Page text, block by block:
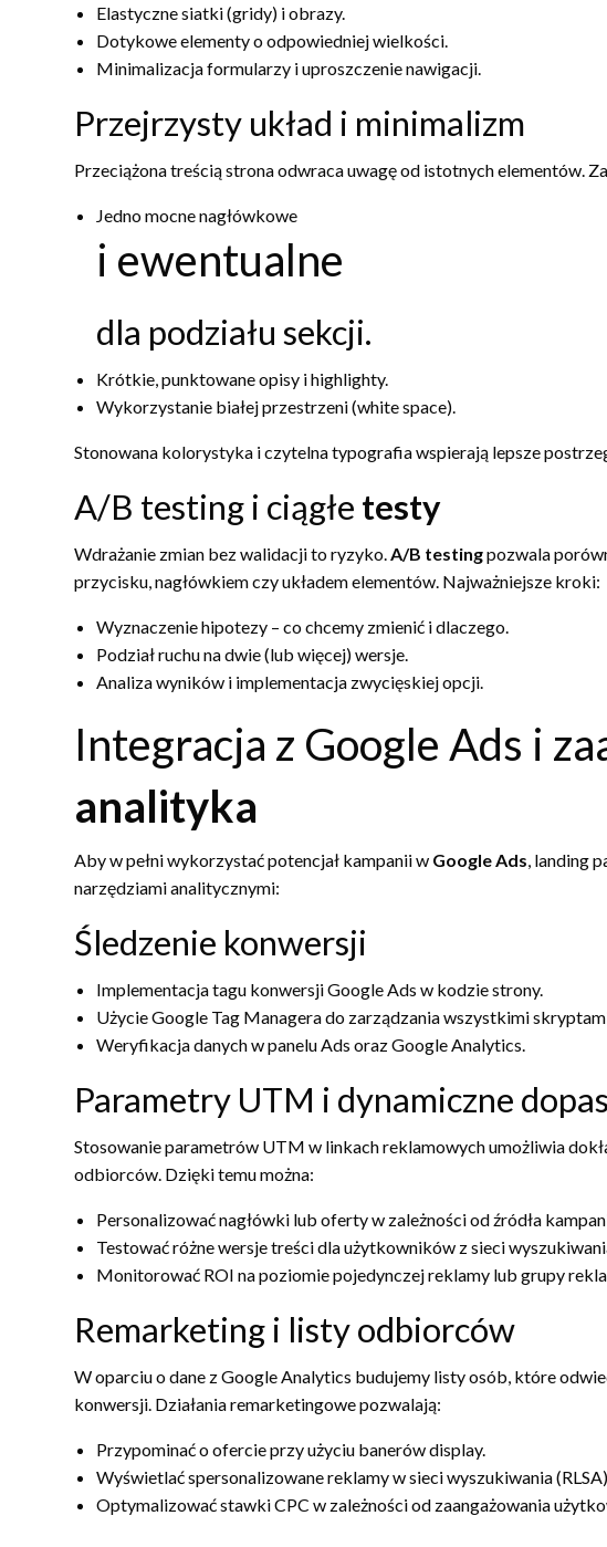
Elastyczne siatki (gridy) i obrazy.
Dotykowe elementy o odpowiedniej wielkości.
Minimalizacja formularzy i uproszczenie nawigacji.
Przejrzysty układ i minimalizm
Przeciążona treścią strona odwraca uwagę od istotnych elementów.
Jedno mocne nagłówkowe
i ewentualne
dla podziału sekcji.
Krótkie, punktowane opisy i highlighty.
Wykorzystanie białej przestrzeni (white space).
Stonowana kolorystyka i czytelna typografia wspierają lepsze
A/B testing i ciągłe testy
Wdrażanie zmian bez walidacji to ryzyko.A/B testingpozwala
przycisku, nagłówkiem czy układem elementów. Najważniejsze kroki:
Wyznaczenie hipotezy – co chcemy zmienić i dlaczego.
Podział ruchu na dwie (lub więcej) wersje.
Analiza wyników i implementacja zwycięskiej opcji.
Integracja z Google Ads i
analityka
Aby w pełni wykorzystać potencjał kampanii w Google Ads, landing
narzędziami analitycznymi:
Śledzenie konwersji
Implementacja tagu konwersji Google Ads w kodzie strony.
Użycie Google Tag Managera do zarządzania wszystkimi
Weryfikacja danych w panelu Ads oraz Google Analytics.
Parametry UTM i dynamiczne
Stosowanie parametrów UTM w linkach reklamowych umożliwia
odbiorców. Dzięki temu można:
Personalizować nagłówki lub oferty w zależności od źródła
Testować różne wersje treści dla użytkowników z sieci
Monitorować ROI na poziomie pojedynczej reklamy lub grupy
Remarketing i listy odbiorców
W oparciu o dane z Google Analytics budujemy listy osób, które
konwersji. Działania remarketingowe pozwalają:
Przypominać o ofercie przy użyciu banerów display.
Wyświetlać spersonalizowane reklamy w sieci wyszukiwania
Optymalizować stawki CPC w zależności od zaangażowania